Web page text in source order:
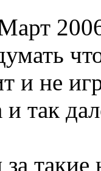
и не
так